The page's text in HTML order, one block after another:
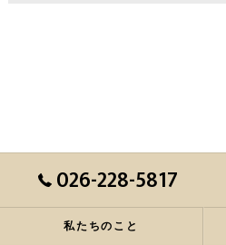
026-228-5817
私たちのこと